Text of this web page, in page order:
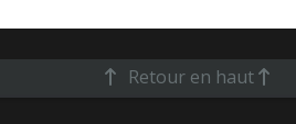
Retour en haut